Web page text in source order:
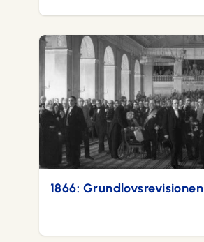
1866: Grundlovsrevisionen